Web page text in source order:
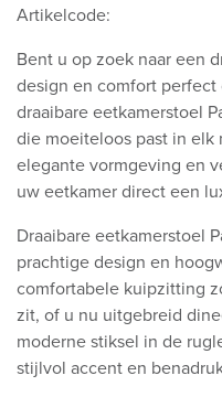
Artikelcode:
Bent u op zoek naar een
design en comfort
draaibare eetkamerstoel
die moeiteloos past in elk
elegante vormgeving en
uw eetkamer direct een
Draaibare eetkamerstoel
prachtige design en
comfortabele kuipzitting
zit, of u nu uitgebreid
moderne stiksel in de
stijlvol accent en